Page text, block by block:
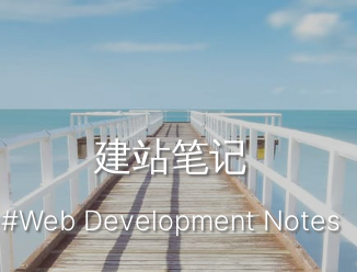
建站笔记
#Web Development Notes